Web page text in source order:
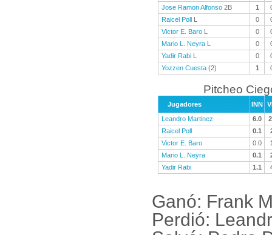
Jose Ramon Alfonso 2B 1
Raicel Poll L 0
Victor E. Baro L 0
Mario L. Neyra L 0
Yadir Rabi L 0
Yozzen Cuesta (2) 1
Pitcheo
Jugadores INN
Leandro Martinez
6.0
Raicel Poll
0.1
Victor E. Baro
0.0
Mario L. Neyra
0.1
Yadir Rabi
1.1
Ganó: Frank
Perdió: